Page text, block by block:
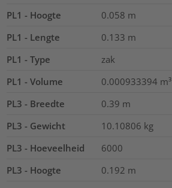
PL1 - Hoogte
0.058 m
PL1 - Lengte
0.133 m
PL1 - Type
zak
PL1 - Volume
0.000933394 m³
PL3 - Breedte
0.39 m
PL3 - Gewicht
10.10806 kg
PL3 - Hoeveelheid
6000
PL3 - Hoogte
0.192 m